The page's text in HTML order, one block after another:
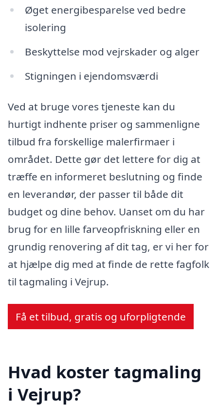
Øget energibesparelse ved bedre
isolering
Beskyttelse mod vejrskader og alger
Stigningen i ejendomsværdi
Ved at bruge vores tjeneste kan du
hurtigt indhente priser og sammenligne
tilbud fra forskellige malerfirmaer i
området. Dette gør det lettere for dig at
træffe en informeret beslutning og finde
en leverandør, der passer til både dit
budget og dine behov. Uanset om du har
brug for en lille farveopfriskning eller en
grundig renovering af dit tag, er vi her for
at hjælpe dig med at finde de rette fagfolk
til tagmaling i Vejrup.
Få et tilbud, gratis og uforpligtende
Hvad koster tagmaling
i Vejrup?